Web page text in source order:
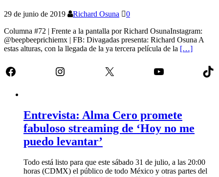
29 de junio de 2019 Richard Osuna 0
Columna #72 | Frente a la pantalla por Richard OsunaInstagram:
@beepbeeprichiemx | FB: Divagadas presenta: Richard Osuna A
estas alturas, con la llegada de la ya tercera película de la […]
Facebook Instagram X YouTube
Entrevista: Alma Cero promete
fabuloso streaming de ‘Hoy no me
puedo levantar’
Todo está listo para que este sábado 31 de julio, a las 20:00
horas (CDMX) el público de todo México y otras partes del